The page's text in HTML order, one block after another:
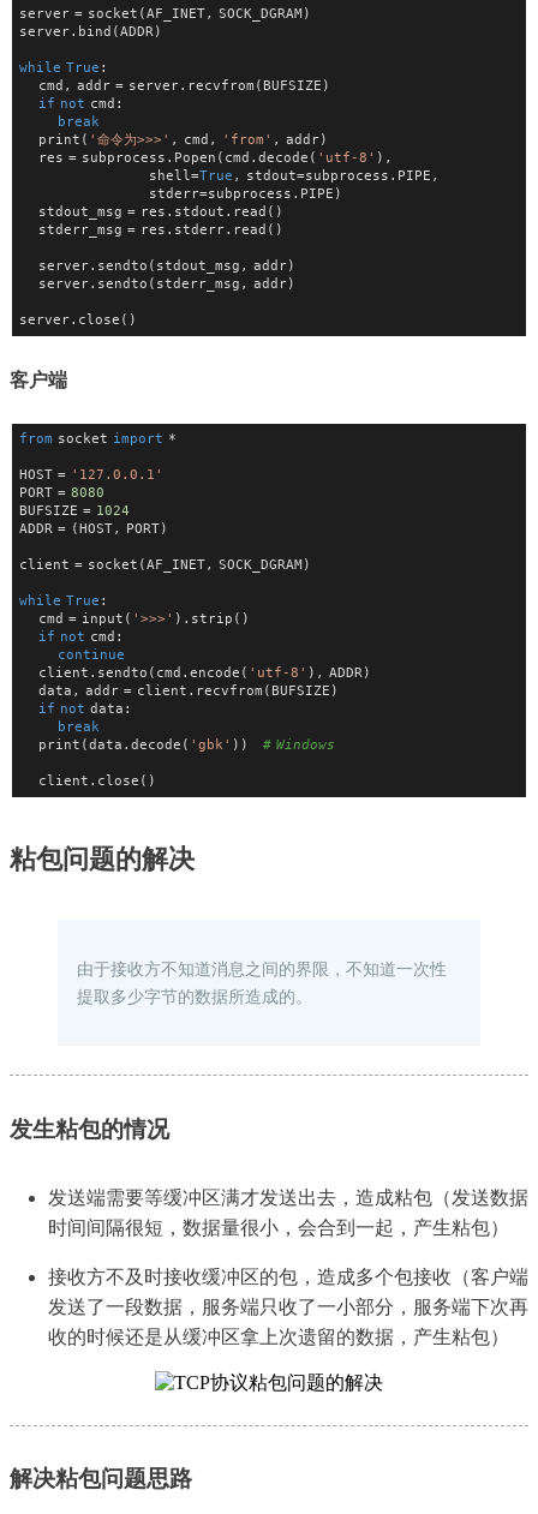
server = socket(AF_INET, SOCK_DGRAM)
server.bind(ADDR)
while True :
cmd, addr = server.recvfrom(BUFSIZE)
if not cmd:
break
print( '命令为>>>' , cmd, 'from' , addr)
res = subprocess.Popen(cmd.decode( 'utf-8' ),
shell=True , stdout=subprocess.PIPE,
stderr=subprocess.PIPE)
stdout_msg = res.stdout.read()
stderr_msg = res.stderr.read()
server.sendto(stdout_msg, addr)
server.sendto(stderr_msg, addr)
server.close()
客户端
from socket import *
HOST = '127.0.0.1'
PORT = 8080
BUFSIZE = 1024
ADDR = (HOST, PORT)
client = socket(AF_INET, SOCK_DGRAM)
while True :
cmd = input( '>>>' ).strip()
if not cmd:
continue
client.sendto(cmd.encode( 'utf-8' ), ADDR)
data, addr = client.recvfrom(BUFSIZE)
if not data:
break
print(data.decode( 'gbk' )) # Windows
client.close()
粘包问题的解决
由于接收方不知道消息之间的界限，不知道一次性
提取多少字节的数据所造成的。
发生粘包的情况
发送端需要等缓冲区满才发送出去，造成粘包（发送数据
时间间隔很短，数据量很小，会合到一起，产生粘包）
接收方不及时接收缓冲区的包，造成多个包接收（客户端
发送了一段数据，服务端只收了一小部分，服务端下次再
收的时候还是从缓冲区拿上次遗留的数据，产生粘包）
解决粘包问题思路